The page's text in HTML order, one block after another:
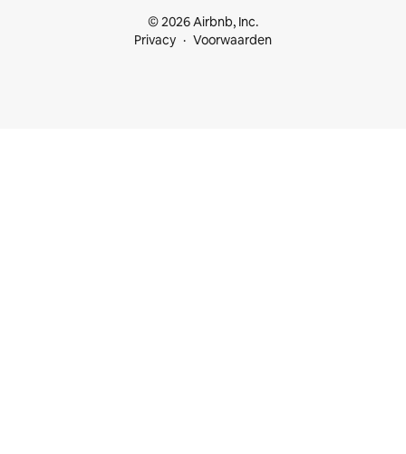
© 2026 Airbnb, Inc.
Privacy
Voorwaarden